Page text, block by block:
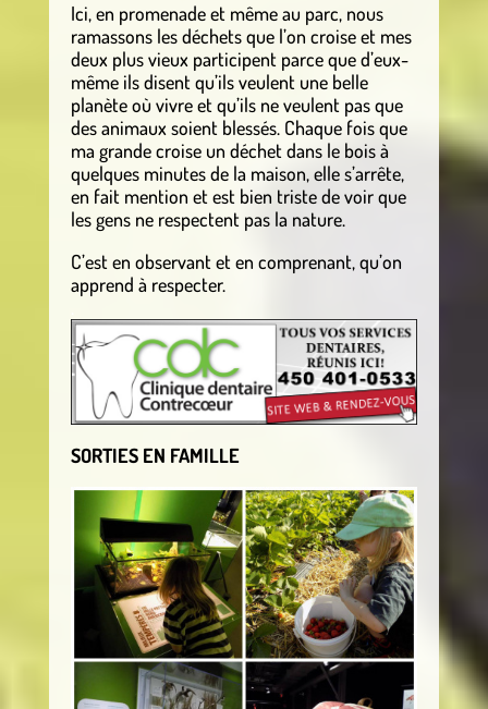
Ici, en promenade et même au parc, nous
ramassons les déchets que l’on croise et mes
deux plus vieux participent parce que d’eux-
même ils disent qu’ils veulent une belle
planète où vivre et qu’ils ne veulent pas que
des animaux soient blessés. Chaque fois que
ma grande croise un déchet dans le bois à
quelques minutes de la maison, elle s’arrête,
en fait mention et est bien triste de voir que
les gens ne respectent pas la nature.
C’est en observant et en comprenant, qu’on
apprend à respecter.
SORTIES EN FAMILLE